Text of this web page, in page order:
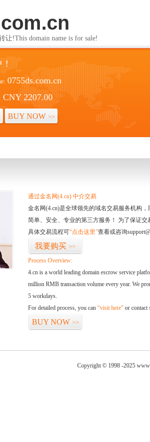
!This domain name is for sale!
！
0755ds.com.cn
CNY 2207.00
BUY NOW >>
通过金名网(4.cn) 中介交易
金名网(4.cn)是全球领先的域名交易服务机构
简单、安全、专业的第三方服务！ 为了保证
具体交易流程可“点击这里”查看或咨询
我要购买 >>
Process Overview:
4.cn is a world leading domain escrow service
million RMB transaction volume every year. We
5 workdays.
For detailed process, you can “visit here” or contact
BUY NOW >>
Copyright © 1998 -2025